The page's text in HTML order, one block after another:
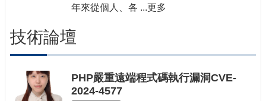
年來從個人、各 ...更多
技術論壇
PHP嚴重遠端程式碼執行漏洞CVE-
2024-4577